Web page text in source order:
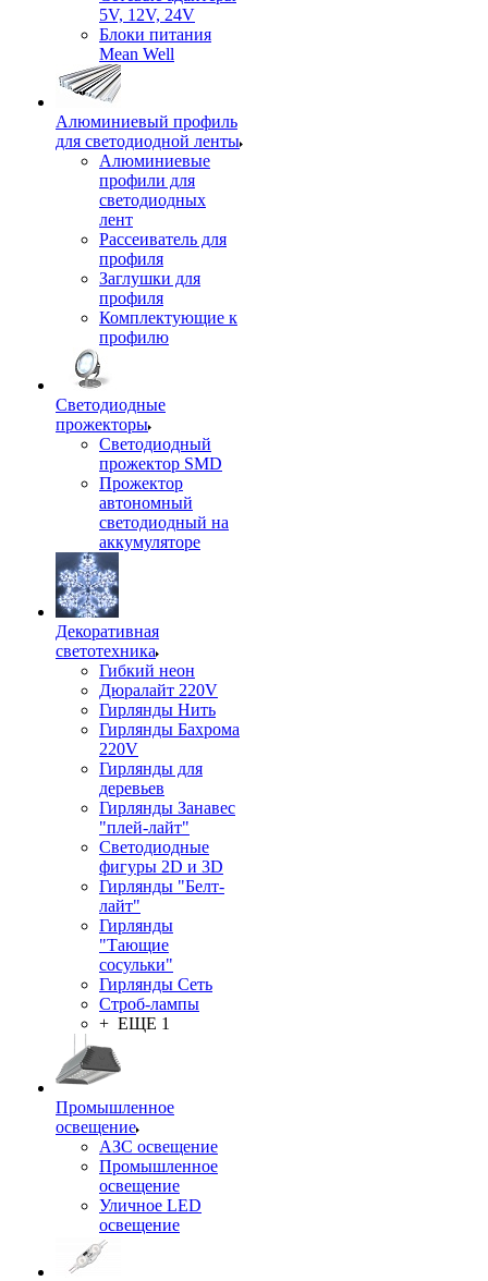
5V, 12V, 24V
Блоки питания
Mean Well
Алюминиевый профиль
для светодиодной ленты
Алюминиевые
профили для
светодиодных
лент
Рассеиватель для
профиля
Заглушки для
профиля
Комплектующие к
профилю
Светодиодные
прожекторы
Светодиодный
прожектор SMD
Прожектор
автономный
светодиодный на
аккумуляторе
Декоративная
светотехника
Гибкий неон
Дюралайт 220V
Гирлянды Нить
Гирлянды Бахрома
220V
Гирлянды для
деревьев
Гирлянды Занавес
"плей-лайт"
Светодиодные
фигуры 2D и 3D
Гирлянды "Белт-
лайт"
Гирлянды
"Тающие
сосульки"
Гирлянды Сеть
Строб-лампы
+ ЕЩЕ 1
Промышленное
освещение
АЗС освещение
Промышленное
освещение
Уличное LED
освещение